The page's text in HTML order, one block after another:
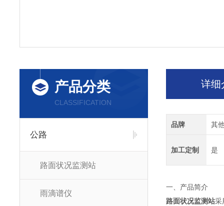
产品分类
CLASSIFICATION
公路
路面状况监测站
雨滴谱仪
详细
品牌 其
加工定制 是
一、产品简介
路面状况监测站采